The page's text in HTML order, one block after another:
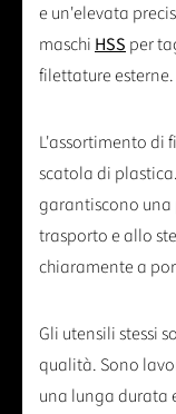
e un'elevata
maschi HSS per
filettature esterne.
L'assortimento di
scatola di
garantiscono una
trasporto e allo
chiaramente a
Gli utensili stessi
qualità. Sono
una lunga durata